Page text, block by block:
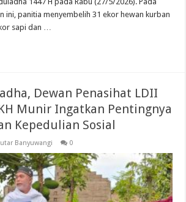
ini, panitia menyembelih 31 ekor hewan kurban
sapi dan …
Dewan Penasihat LDII
Munir Ingatkan Pentingnya
Kepedulian Sosial
Banyuwangi 0